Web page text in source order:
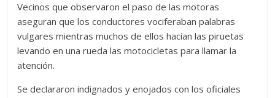
Vecinos que observaron el paso de las motoras
aseguran que los conductores vociferaban palabras
vulgares mientras muchos de ellos hacían las piruetas
levando en una rueda las motocicletas para llamar la
atención.
Se declararon indignados y enojados con los oficiales